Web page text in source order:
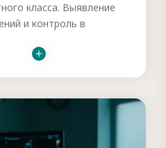
класса. Выявление
и контроль в